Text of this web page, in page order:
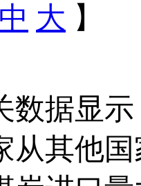
中 大 】
据显示
从其他